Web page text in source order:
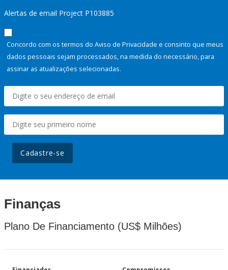
Alertas de email Project P103885
Concordo com os termos do Aviso de Privacidade e consinto que meus
dados pessoais sejam processados, na medida do necessário, para
assinar as atualizações selecionadas.
Cadastre-se
Finanças
Plano De Financiamento (US$ Milhões)